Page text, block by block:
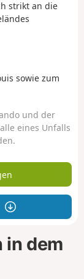
strikt an die
sowie zum
und der
eines Unfalls
in dem